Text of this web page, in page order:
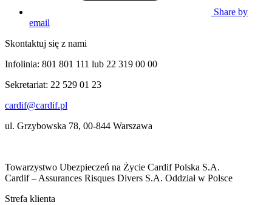
Share by
email
Skontaktuj się z nami
Infolinia: 801 801 111 lub 22 319 00 00
Sekretariat: 22 529 01 23
cardif@cardif.pl
ul. Grzybowska 78, 00-844 Warszawa
Towarzystwo Ubezpieczeń na Życie Cardif Polska S.A.
Cardif – Assurances Risques Divers S.A. Oddział w Polsce
Strefa klienta